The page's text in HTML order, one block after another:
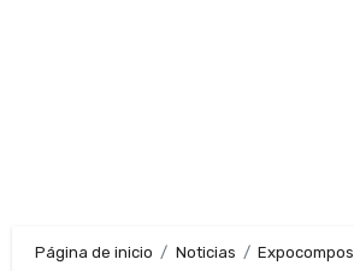
Página de inicio Noticias